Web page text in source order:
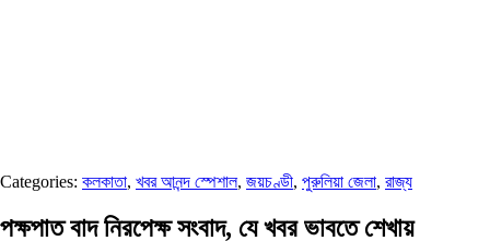
Categories: কলকাতা, খবর আনন্দ স্পেশাল, জয়চণ্ডী, পুরুলিয়া জেলা, রাজ্য
পক্ষপাত বাদ নিরপেক্ষ সংবাদ, যে খবর ভাবতে শেখায়